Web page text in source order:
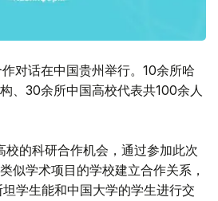
对话在中国贵州举行。10余所哈
、30余所中国高校代表共100余人
的科研合作机会，通过参加此次
似学术项目的学校建立合作关系，
学生能和中国大学的学生进行交